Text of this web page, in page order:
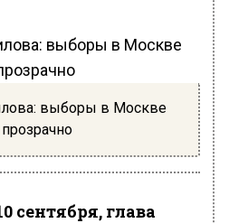
выборы в Москве
сентября, глава